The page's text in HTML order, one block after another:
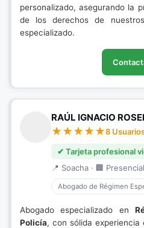
personalizado, asegurando la
de los derechos de
especializado.
RAÚL IGNACIO
8
✔ Tarjeta profesional
📍 Soacha · 🏢
Abogado de Régimen
Abogado especializado en
Policía, con sólida experiencia